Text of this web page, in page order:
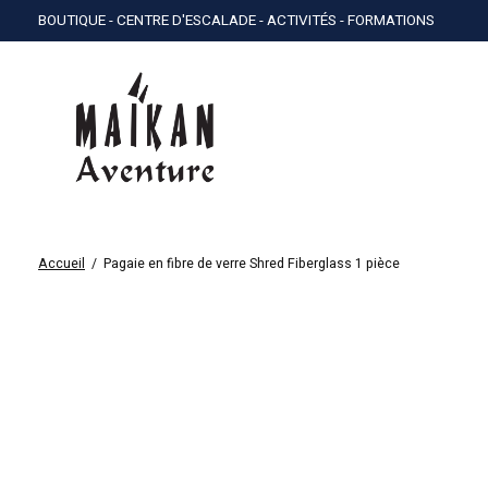
BOUTIQUE - CENTRE D'ESCALADE - ACTIVITÉS - FORMATIONS
Accueil / Pagaie en fibre de verre Shred Fiberglass 1 pièce